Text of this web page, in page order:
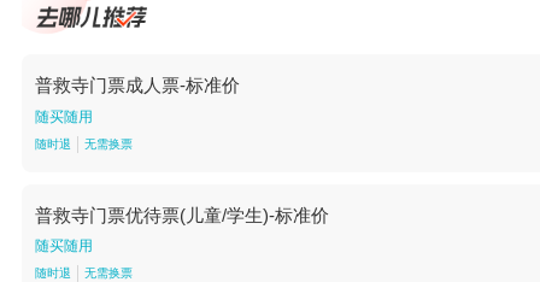
普救寺门票成人票-标准价
随买随用
随时退 无需换票
普救寺门票优待票(儿童/学生)-标准价
随买随用
随时退 无需换票